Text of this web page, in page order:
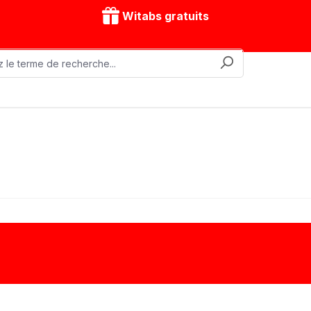
Witabs gratuits
mobiles Accessoires Modèles d'entraînement